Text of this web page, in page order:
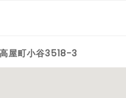
屋町小谷3518-3